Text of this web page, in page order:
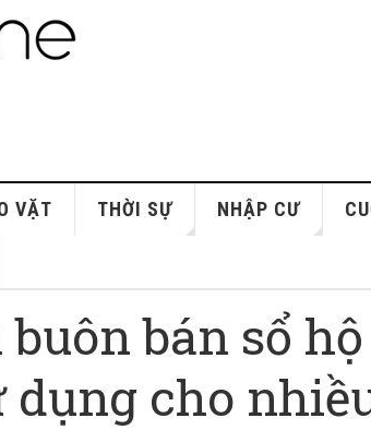
VẶT THỜI SỰ NHẬP CƯ
bán sổ
dụng cho